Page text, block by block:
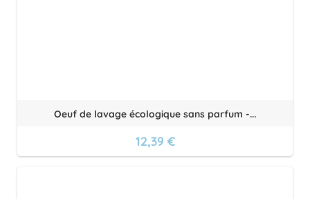
Oeuf de lavage écologique sans parfum -...
12,39 €